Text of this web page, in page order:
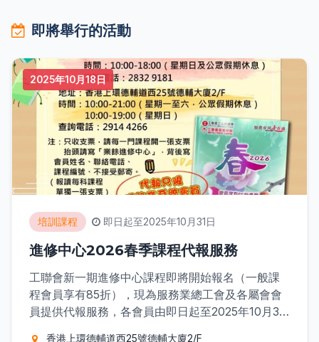
即將舉行的活動
2025年10月18日
培訓課程 即日起至2025年10月31日
進修中心2026春季課程代報服務
工聯會新一期進修中心課程即將開始報名（一般課
程會員享有85折），現為服務業總工會及各屬會會
員提供代報服務，各會員由即日起至2025年10月31
香港上環德輔道西25號德輔大廈2/F